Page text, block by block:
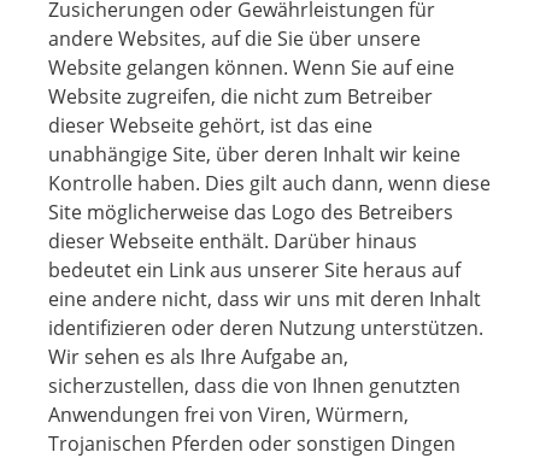
Zusicherungen oder Gewährleistungen für
andere Websites, auf die Sie über unsere
Website gelangen können. Wenn Sie auf eine
Website zugreifen, die nicht zum Betreiber
dieser Webseite gehört, ist das eine
unabhängige Site, über deren Inhalt wir keine
Kontrolle haben. Dies gilt auch dann, wenn diese
Site möglicherweise das Logo des Betreibers
dieser Webseite enthält. Darüber hinaus
bedeutet ein Link aus unserer Site heraus auf
eine andere nicht, dass wir uns mit deren Inhalt
identifizieren oder deren Nutzung unterstützen.
Wir sehen es als Ihre Aufgabe an,
sicherzustellen, dass die von Ihnen genutzten
Anwendungen frei von Viren, Würmern,
Trojanischen Pferden oder sonstigen Dingen